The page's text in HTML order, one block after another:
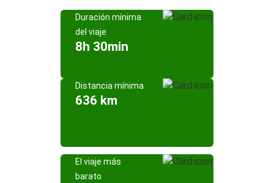
Duración mínima
del viaje
8h 30min
Distancia mínima
636 km
El viaje más
barato